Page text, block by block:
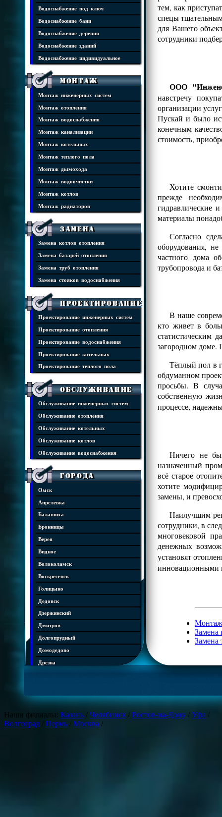
Водоснабжение под ключ
Водоснабжение бани
Водоснабжение деревня
Водоснабжение зданий
Водоснабжение индивидуальное
Монтаж
Монтаж инженерных систем
Монтаж отопления
Монтаж водоснабжения
Монтаж канализации
Монтаж котельных
Монтаж теплого пола
Монтаж дымохода
Монтаж водоочистки
Монтаж котлов
Монтаж радиаторов
Замена
Замена котлов отопления
Замена батарей отопления
Замена труб отопления
Замена стояков водоснабжения
Проектирование
Проектирование инженерных систем
Проектирование отопления
Проектирование водоснабжения
Проектирование котельных
Проектирование теплого пола
Обслуживание
Обслуживание инженерных систем
Обслуживание отопления
Обслуживание котельных
Обслуживание котлов
Обслуживание водоснабжения
Города
Омск
Апрелевка
Балашиха
Бронницы
Верея
Видное
Волоколамск
Воскресенск
Голицыно
Дедовск
Дзержинский
Дмитров
Долгопрудный
Домодедово
Дрезна
Железнодорожный
Жуковский
Зарайск
тем, как
спецы
для Вашего
сотрудники
ООО
навстречу
организации
Пускай и было
конечным
стоимость,
Хотите
прежде
гидравлические
материалы
Согласно
оборудования,
частного дома
трубопровода и
В наше
кто живет в
статистическим
загородном доме.
Тёплый пол в
обдуманном
просьбы. В
собственную
процессе,
Ничего не
назначенный
всё старое
хотите
замены, и
Наилучшим
сотрудники, в
многовековой
денежных
установят
Монтаж
Замена
Замена
Наши филиалы: Казань / Челябинск / Ростов-на-Дону / Уфа /
Волгоград
Пермь / Москва /